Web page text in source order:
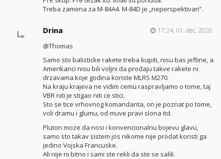
Treba zamena za M-84A4. M-84D je „neperspektivan“.
Drina 17:24, 01. dec. 2020.
@Thomas
Samo sto balisticke rakete treba kupiti, nisu bas jeftine, a
Amerikanci nisu bili voljni da prodaju takve rakete ni
drzavama koje godina koriste MLRS M270.
Na kraju krajeva ne vidim cemu raspravljamo o tome, taj
VBR niti je stigao niti ce stici.
Sto se tice vrhovnog komandanta, on je poznat po tome,
voli dramu i glumu, od muve pravi slona itd.
Pluton moze da nosi i konvencionalnu bojevu glavu,
samo sto takav sistem jos nikome nije prodat koristi ga
jedino Vojska Francuske.
Ali nije ni bitno i sami ste rekli da ste se salili.